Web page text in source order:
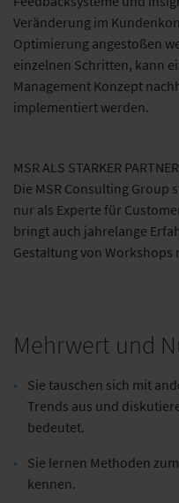
Veränderung im
Optimierung angestoßen
einzelnen Schritten, kann
Management Konzept
implementiert werden.
MSR ALS STARKER PARTNER
Die MSR Consulting Group
nur als Experte für
bringt auch jahrelange
Gestaltung von Workshops
Mehrwert und
Sie tauschen sich mit
Trends aus und
bedeutet.
Sie lernen Methoden
kennen.